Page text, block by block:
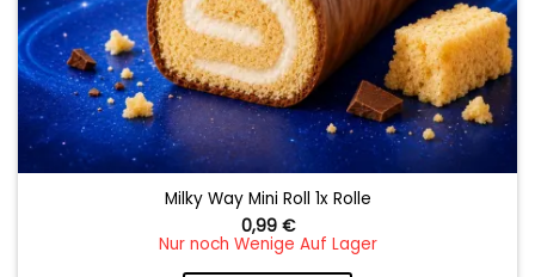
Milky Way Mini Roll 1x Rolle
0,99 €
Nur noch Wenige Auf Lager